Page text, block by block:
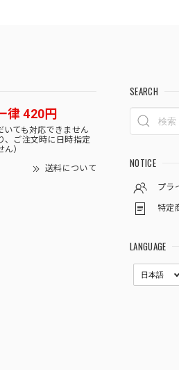
律 420円
ても対応できません
、ご注文時に日時指定
）
送料について
SEARCH
NOTICE
プラ
特定
LANGUAGE